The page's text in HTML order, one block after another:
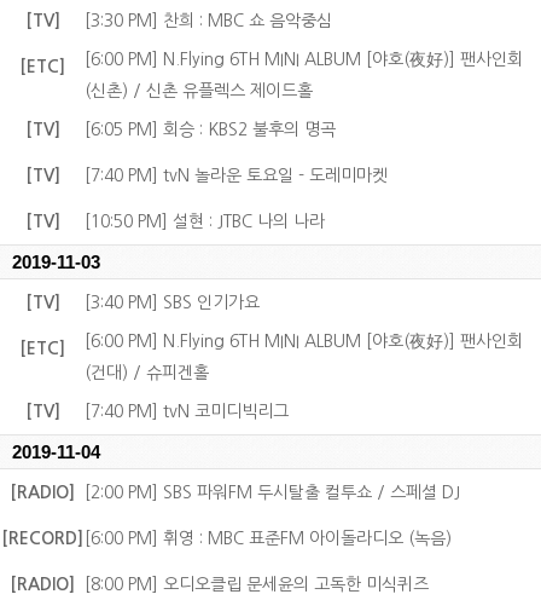
[TV] [3:30 PM] 찬희 : MBC 쇼 음악중심
[ETC]
[6:00 PM] N.Flying 6TH MINI ALBUM [야호(夜好)] 팬사인회
(신촌) / 신촌 유플렉스 제이드홀
[TV] [6:05 PM] 회승 : KBS2 불후의 명곡
[TV] [7:40 PM] tvN 놀라운 토요일 - 도레미마켓
[TV] [10:50 PM] 설현 : JTBC 나의 나라
2019-11-03
[TV] [3:40 PM] SBS 인기가요
[ETC]
[6:00 PM] N.Flying 6TH MINI ALBUM [야호(夜好)] 팬사인회
(건대) / 슈피겐홀
[TV] [7:40 PM] tvN 코미디빅리그
2019-11-04
[RADIO] [2:00 PM] SBS 파워FM 두시탈출 컬투쇼 / 스페셜 DJ
[RECORD] [6:00 PM] 휘영 : MBC 표준FM 아이돌라디오 (녹음)
[RADIO] [8:00 PM] 오디오클립 문세윤의 고독한 미식퀴즈